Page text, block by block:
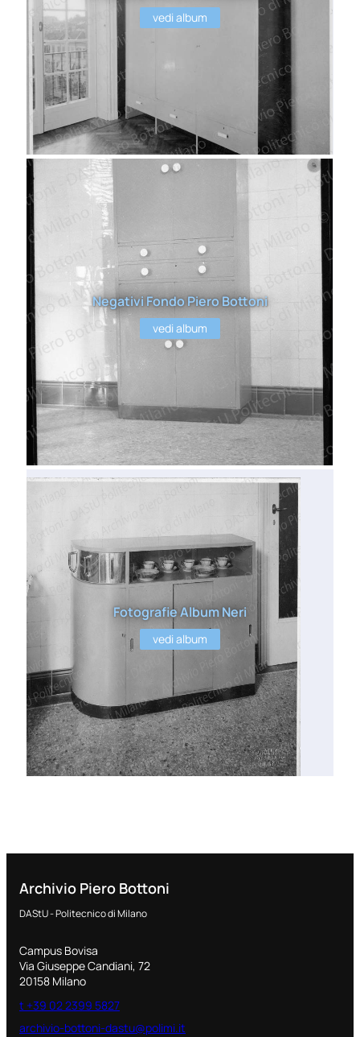
vedi album
Negativi Fondo Piero Bottoni
vedi album
Fotografie Album Neri
vedi album
Archivio Piero Bottoni
DAStU - Politecnico di Milano
Campus Bovisa
Via Giuseppe Candiani, 72
20158 Milano
t +39 02 2399 5827
archivio-bottoni-dastu@polimi.it